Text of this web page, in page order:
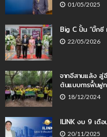
01/05/2025
Big C ปั้น “บิ๊กซี
22/05/2026
จากอีสานแล้ง สู่
ต้นแบบการฟื้นฟู
18/12/2024
ILINK งบ 9 เดื
20/11/2025